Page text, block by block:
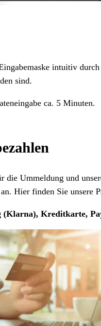
intuitiv
sind.
ca. 5 Minuten.
die Ummeldung und
Hier finden Sie unsere
(Klarna), Kreditkarte,